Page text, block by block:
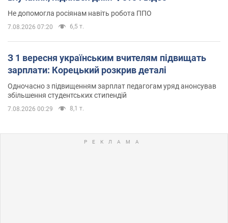
Не допомогла росіянам навіть робота ППО
7.08.2026 07:20 6,5 т.
З 1 вересня українським вчителям підвищать
зарплати: Корецький розкрив деталі
Одночасно з підвищенням зарплат педагогам уряд анонсував
збільшення студентських стипендій
7.08.2026 00:29 8,1 т.